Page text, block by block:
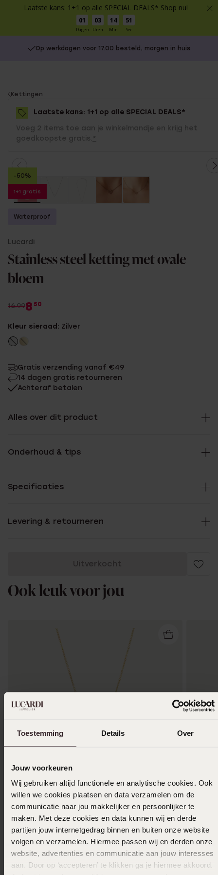
Laatste kans: 1+1 op alle SPECIAL DEALS* Shop nu!
01
Dagen
03
Uren
14
Min
51
Sec
Toestemming Details Over
Jouw voorkeuren
Wij gebruiken altijd functionele en analytische cookies. Ook
willen we cookies plaatsen en data verzamelen om de
communicatie naar jou makkelijker en persoonlijker te
maken. Met deze cookies en data kunnen wij en derde
partijen jouw internetgedrag binnen en buiten onze website
volgen en verzamelen. Hiermee passen wij en derden onze
website, advertenties en communicatie aan jouw interesses
aan. Door op ‘accepteren’ te klikken ga je hiermee akkoord.
Op werkdagen voor 17.00 besteld, morgen in huis
You
are
here:
Kettingen
Laatste kans: 1+1 op alle SPECIAL DEALS*
Voeg 2 items toe aan je winkelmandje en krijg het
goedkoopste gratis. *
-50%
1+1 gratis
Waterproof
Lucardi
Stainless steel ketting met ovale
bloem
16.998 50
Kleur sieraad: Zilver
Gratis verzending vanaf €49
14 dagen gratis retourneren
Achteraf betalen
Alles over dit product
Onderhoud & tips
Specificaties
Levering & retourneren
Uitverkocht
Ook leuk voor jou
Stainless steel goldplated ketting met hanger
voor dames
1999
hart/
24.9912
-50%